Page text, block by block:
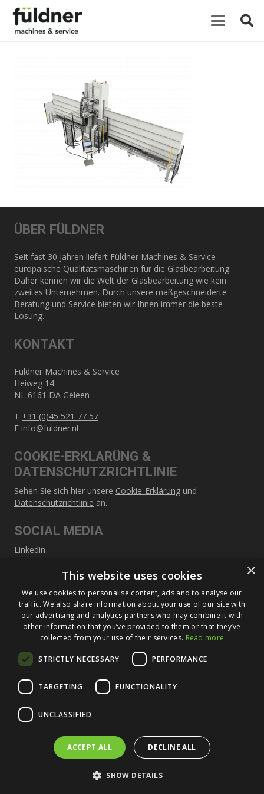
ÜBER FÜLDNER
Seit fast 30 Jahren liefert Füldner Machines & Service
europäische Qualitätsmaschinen für die Glasbearbeitung.
Daher kennen wir die Welt der Glasbearbeitung wie kein
zweites Unternehmen. Durch unsere maßgeschneiderte
Beratung und Service bieten wir Ihnen immer die beste
Lösung.
KONTAKT
Füldner Machines & Service
Heiweg 14
NL 6161 DA Geleen
T +31 (0)45 521 77 57
E info@fuldner.nl
COOKIE-ERKLARÜNG &
DATENSCHUTZRICHTLINIE
Sehen Sie sich hier unsere Cookie-Erklärung und
Datenschutzrichtlinie an.
SOCIAL MEDIA
Linkedin
SITEMAP
Über Füldner
Maschinen
Service
Neuigkeiten und Veranstaltungen
Kontakt
×
This website uses cookies
We use cookies to personalise content, ads and to analyse our
traffic. We also share information about your use of our site with
our advertising and analytics partners who may combine it with
other information that you’ve provided to them or that they’ve
collected from your use of their services. Read more
STRICTLY NECESSARY PERFORMANCE
TARGETING FUNCTIONALITY
UNCLASSIFIED
ACCEPT ALL DECLINE ALL
SHOW DETAILS